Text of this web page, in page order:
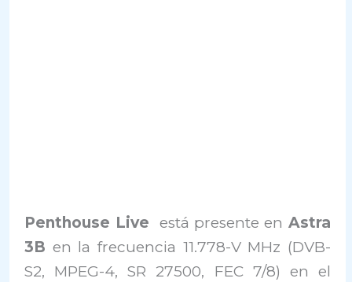
Penthouse Live está presente en Astra
3B en la frecuencia 11.778-V MHz (DVB-
S2, MPEG-4, SR 27500, FEC 7/8) en el